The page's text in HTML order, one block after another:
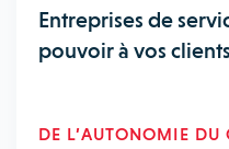
Entreprises de
pouvoir à vos
DE L’AUTONOMIE DU